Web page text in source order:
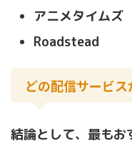
アニメタイムズ
Roadstead
どの配信サービス
結論として、最も